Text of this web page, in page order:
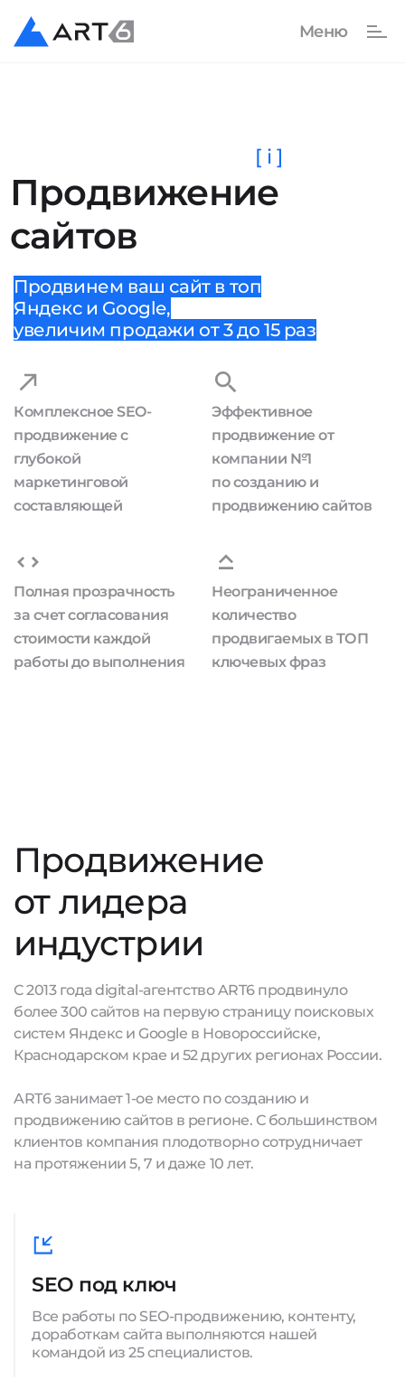
Продвижение
сайтов
[ i ]
Продвинем ваш сайт в топ
Яндекс и Google,
увеличим продажи от 3 до 15 раз
Комплексное SEO-
продвижение с
глубокой
маркетинговой
составляющей
Эффективное
продвижение от
компании №1
по созданию и
продвижению сайтов
Полная прозрачность
за счет согласования
стоимости каждой
работы до выполнения
Неограниченное
количество
продвигаемых в ТОП
ключевых фраз
Продвижение
от лидера
индустрии
С 2013 года digital-агентство ART6 продвинуло
более 300 сайтов на первую страницу поисковых
систем Яндекс и Google в Новороссийске,
Краснодарском крае и 52 других регионах России.
ART6 занимает 1-ое место по созданию и
продвижению сайтов в регионе. С большинством
клиентов компания плодотворно сотрудничает
на протяжении 5, 7 и даже 10 лет.
SEO под ключ
Все работы по SEO-продвижению, контенту,
доработкам сайта выполняются нашей
командой из 25 специалистов.